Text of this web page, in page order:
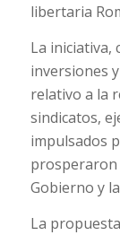
libertaria
La iniciativa,
inversiones
relativo a la
sindicatos,
impulsados
prosperaron
Gobierno y
La